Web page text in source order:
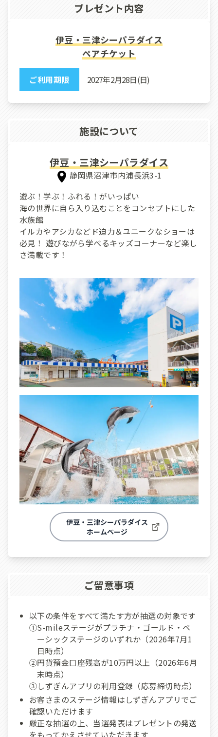
プレゼント内容
伊豆・三津シーパラダイス
ペアチケット
ご利用期限 2027年2月28日(日)
施設について
伊豆・三津シーパラダイス
静岡県沼津市内浦長浜3-1
遊ぶ！学ぶ！ふれる！がいっぱい
海の世界に自ら入り込むことをコンセプトにした
水族館
イルカやアシカなどド迫力＆ユニークなショーは
必見！ 遊びながら学べるキッズコーナーなど楽し
さ満載です！
伊豆・三津シーパラダイス
ホームページ
ご留意事項
以下の条件をすべて満たす方が抽選の対象です
①S-mileステージがプラチナ・ゴールド・ベ
ーシックステージのいずれか（2026年7月1
日時点）
②円貨預金口座残高が10万円以上（2026年6月
末時点）
③しずぎんアプリの利用登録（応募締切時点）
お客さまのステージ情報はしずぎんアプリでご
確認いただけます
厳正な抽選の上、当選発表はプレゼントの発送
をもってかえさせていただきます